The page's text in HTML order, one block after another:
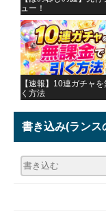
ュー！
【速報】10連ガチャ
く方法
書き込み(ランス